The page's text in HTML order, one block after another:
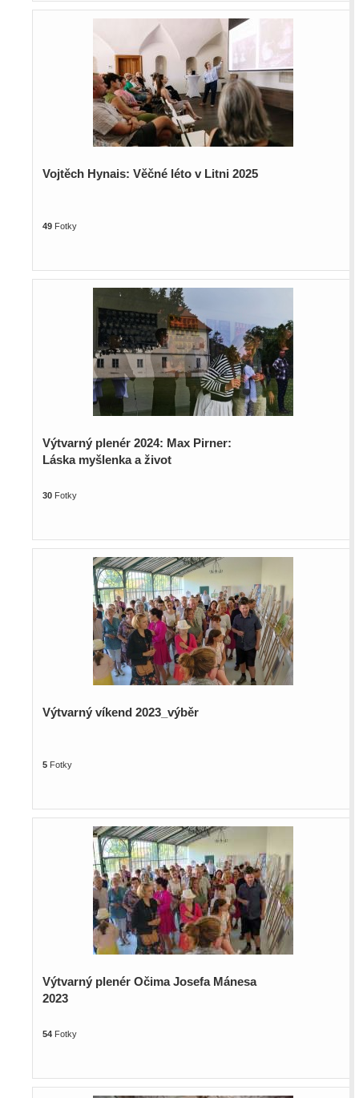
Vojtěch Hynais: Věčné léto v Litni 2025
49Fotky
Výtvarný plenér 2024: Max Pirner:
Láska myšlenka a život
30Fotky
Výtvarný víkend 2023_výběr
5Fotky
Výtvarný plenér Očima Josefa Mánesa
2023
54Fotky